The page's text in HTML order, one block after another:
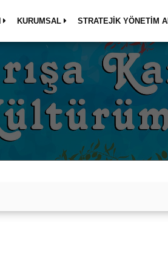
KURUMSAL STRATEJİK YÖNETİM